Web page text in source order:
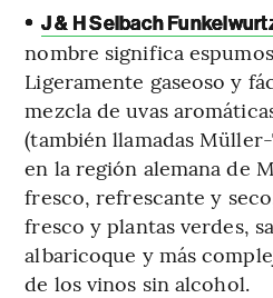
• J & H Selbach
nombre significa
Ligeramente gaseoso y
mezcla de uvas
(también llamadas
en la región alemana de
fresco, refrescante y
fresco y plantas verdes,
albaricoque y más
de los vinos sin alcohol.